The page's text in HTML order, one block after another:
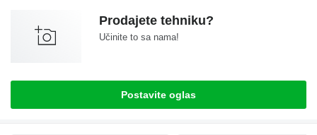
Prodajete tehniku?
Učinite to sa nama!
Postavite oglas